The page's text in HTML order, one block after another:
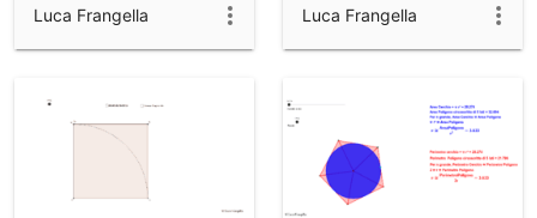
Luca Frangella Luca Frangella